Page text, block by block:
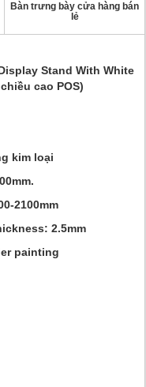
Bàn trưng bày cửa hàng bán
lẻ
Stand With White
cao POS)
kim loại
2100mm
2.5mm
painting